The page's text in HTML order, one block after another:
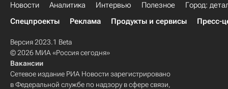
Новости Аналитика Интервью Полезное
Город:
Спецпроекты
Реклама Продукты и сервисы Пресс-
Версия 2023.1 Beta
© 2026 МИА «Россия сегодня»
Вакансии
Сетевое издание РИА Новости зарегистрировано
в Федеральной службе по надзору в сфере связи,